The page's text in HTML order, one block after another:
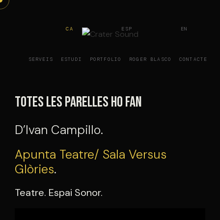
Vés
SERVEIS ESTUDI PORTFOLIO ROGER BLASCO CONTACTE
CA ESP EN
Totes les parelles ho fan
D’Ivan Campillo.
Apunta Teatre/ Sala Versus
Glòries.
Teatre. Espai Sonor.